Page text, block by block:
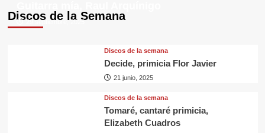
Discos de la Semana
29 septiembre, 2025
Discos de la semana
Decide, primicia Flor Javier
21 junio, 2025
Discos de la semana
Tomaré, cantaré primicia,
Elizabeth Cuadros